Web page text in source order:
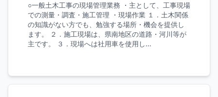
○一般土木工事の現場管理業務 ・主として、工事現場
での測量・調査・施工管理 ・現場作業 １．土木関係
の知識がない方でも、勉強する場所・機会を提供し
ます。 ２．施工現場は、県南地区の道路・河川等が
主です。 ３．現場へは社用車を使用し...